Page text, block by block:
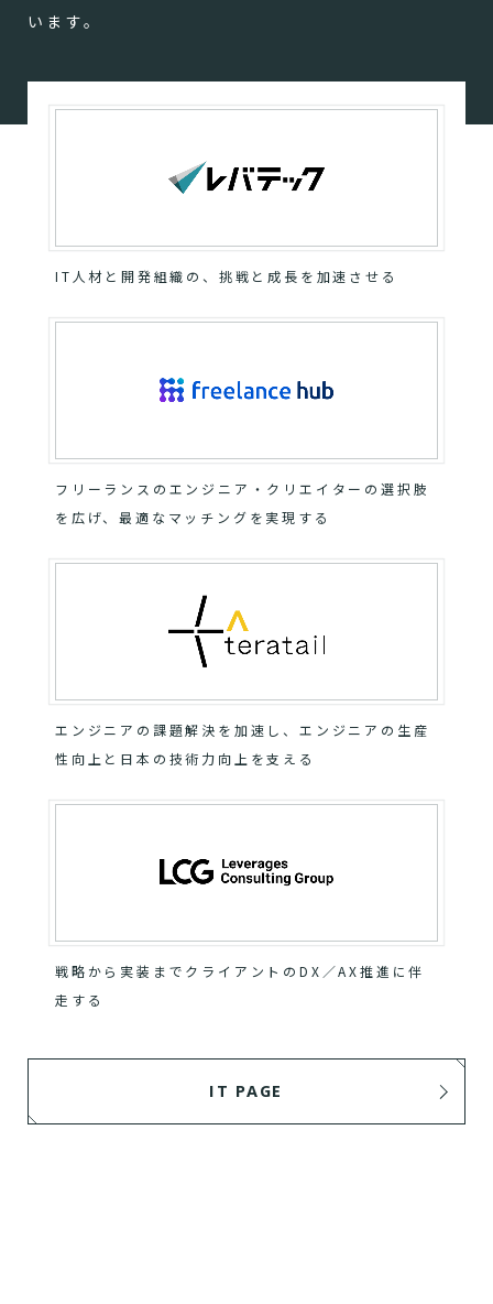
います。
IT人材と開発組織の、挑戦と成長を加速させる
フリーランスのエンジニア・クリエイターの選択肢
を広げ、最適なマッチングを実現する
エンジニアの課題解決を加速し、エンジニアの生産
性向上と日本の技術力向上を支える
戦略から実装までクライアントのDX／AX推進に伴
走する
IT PAGE